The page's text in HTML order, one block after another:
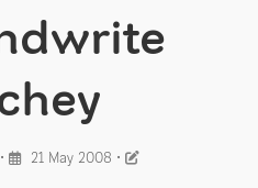
21 May 2008 •